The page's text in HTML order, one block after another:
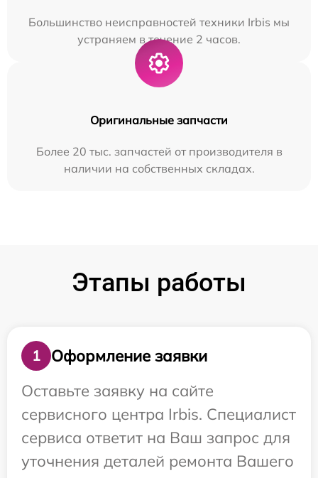
Большинство неисправностей техники Irbis мы
устраняем в течение 2 часов.
Оригинальные запчасти
Более 20 тыс. запчастей от производителя в
наличии на собственных складах.
Этапы работы
1
Оформление заявки
Оставьте заявку на сайте
сервисного центра Irbis. Специалист
сервиса ответит на Ваш запрос для
уточнения деталей ремонта Вашего